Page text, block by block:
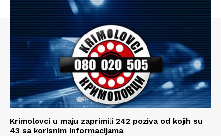
Impressum
Krimolovci u maju zaprimili 242 poziva od kojih su
43 sa korisnim informacijama